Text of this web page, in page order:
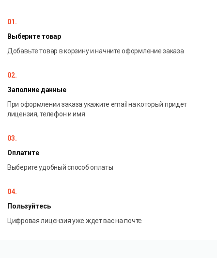
01.
Выберите товар
Добавьте товар в корзину и начните оформление заказа
02.
Заполние данные
При оформлении заказа укажите email на который придет
лицензия, телефон и имя
03.
Оплатите
Выберите удобный способ оплаты
04.
Пользуйтесь
Цифровая лицензия уже ждет вас на почте